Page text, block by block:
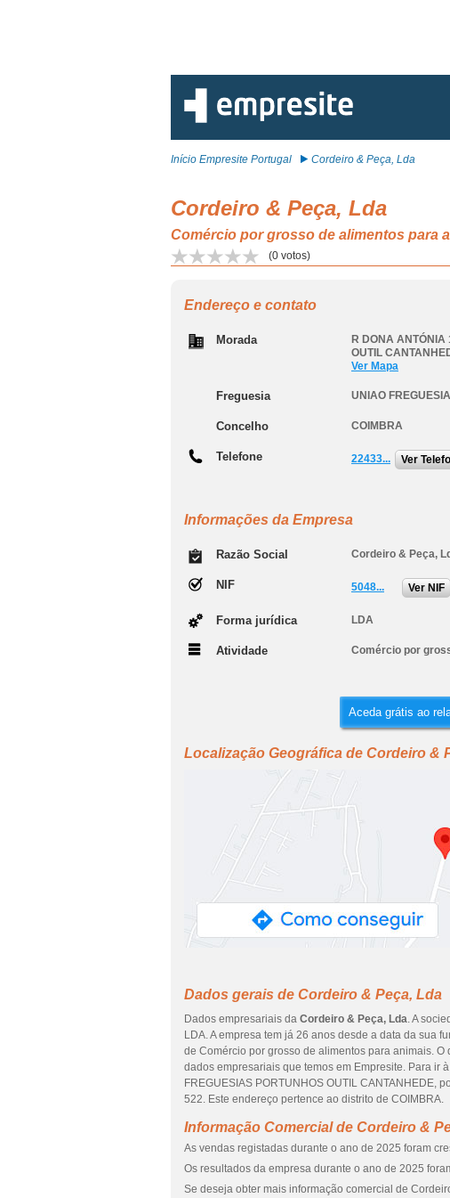
Início Empresite Portugal Cordeiro & Peça, Lda
Cordeiro & Peça, Lda
Comércio por grosso de alimentos para
(0 votos)
Endereço e contato
Morada R DONA ANTÓNIA
OUTIL
Ver Mapa
Freguesia UNIAO
Concelho COIMBRA
Telefone 22433... Ver
Informações da Empresa
Razão Social Cordeiro & Peça,
NIF 5048... Ver NIF
Forma jurídica LDA
Atividade Comércio por
Aceda grátis ao
Localização Geográfica de Cordeiro &
Dados gerais de Cordeiro & Peça, Lda
Dados empresariais da Cordeiro & Peça, Lda. A
LDA. A empresa tem já 26 anos desde a data da sua
de Comércio por grosso de alimentos para animais.
dados empresariais que temos em Empresite. Para ir
FREGUESIAS PORTUNHOS OUTIL CANTANHEDE,
522. Este endereço pertence ao distrito de COIMBRA.
Informação Comercial de Cordeiro &
As vendas registadas durante o ano de 2025 foram
Os resultados da empresa durante o ano de 2025
Se deseja obter mais informação comercial de